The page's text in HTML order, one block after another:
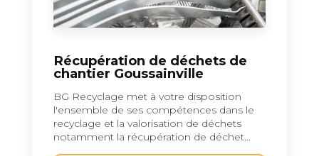
Récupération de déchets de
chantier Goussainville
BG Recyclage met à votre disposition
l'ensemble de ses compétences dans le
recyclage et la valorisation de déchets
notamment la récupération de déchet...